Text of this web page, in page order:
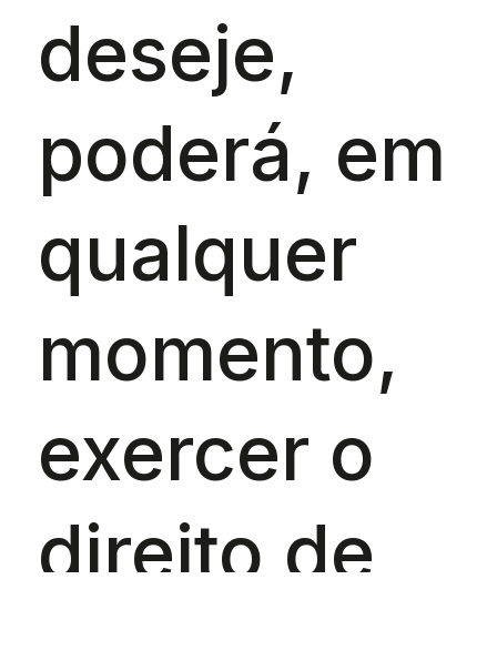
deseje,
poderá, em
qualquer
momento,
exercer o
direito de